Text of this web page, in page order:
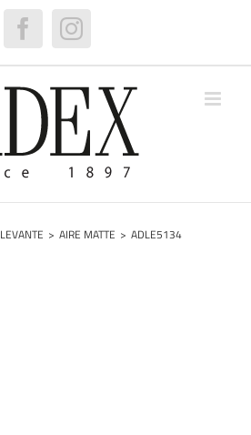
FacebookInstagram
LEVANTE > AIRE MATTE > ADLE5134